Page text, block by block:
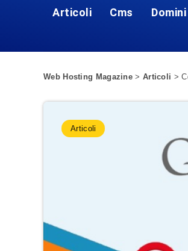
Articoli Cms Domini
Web Hosting Magazine > Articoli >
Articoli